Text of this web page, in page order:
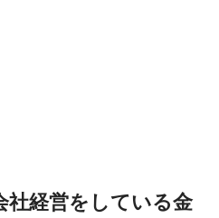
社経営をしている金